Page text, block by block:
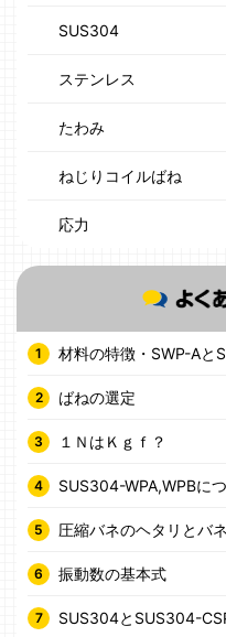
SUS304
ステンレス
たわみ
ねじりコイルばね
応力
材料の特徴・SWP-Aと
ばねの選定
１ＮはＫｇｆ？
SUS304-WPA,WPBに
圧縮バネのヘタリとバ
振動数の基本式
SUS304とSUS304-